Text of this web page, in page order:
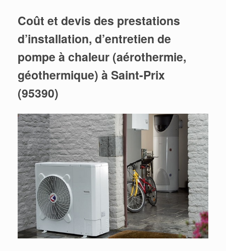
Coût et devis des prestations
d’installation, d’entretien de
pompe à chaleur (aérothermie,
géothermique) à Saint-Prix
(95390)